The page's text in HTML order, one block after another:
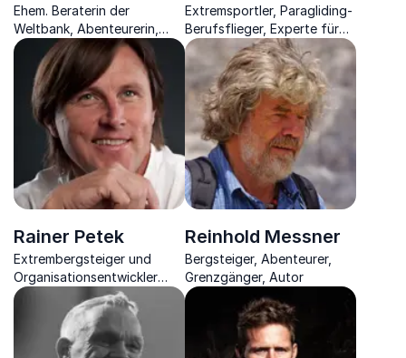
Ehem. Beraterin der
Weltbank, Abenteurerin,
Ausnahme-Radsportlerin
und Visionärin
Extremsportler, Paragliding-
Berufsflieger, Experte für
Mindset, Teambuilding,
Fehler- & Risikomanagement
Rainer Petek
Extrembergsteiger und
Organisationsentwickler
zeigt mit dem Bergsteigen-
Prinzip, wie Ihr Unternehmen
hoch hinaus kommt
Reinhold Messner
Bergsteiger, Abenteurer,
Grenzgänger, Autor